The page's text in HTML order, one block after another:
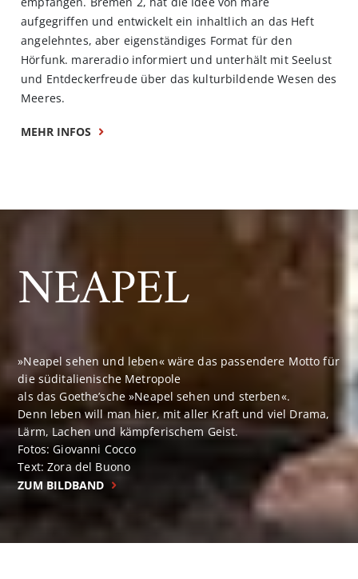
aufgegriffen und entwickelt ein inhaltlich an das Heft
angelehntes, aber eigenständiges Format für den
Hörfunk. mareradio informiert und unterhält mit Seelust
und Entdeckerfreude über das kulturbildende Wesen des
Meeres.
MEHR INFOS
NEAPEL
»Neapel sehen und leben« wäre das passendere Motto für
die süditalienische Metropole
als das Goethe’sche »Neapel sehen und sterben«.
Denn leben will man hier, mit aller Kraft und viel Drama,
Lärm, Lachen und kämpferischem Geist.
Fotos: Giovanni Cocco
Text: Zora del Buono
ZUM BILDBAND